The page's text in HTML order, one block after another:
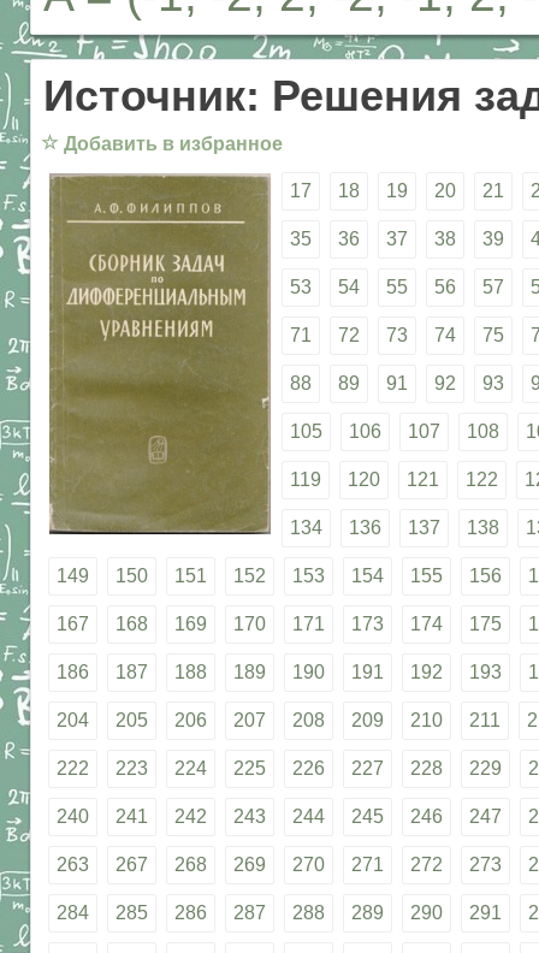
Источник: Решения
☆ Добавить в избранное
17 18 19 20 21
35 36 37 38 39
53 54 55 56 57
71 72 73 74 75
88 89 91 92 93
105 106 107 108
119 120 121 122
134 136 137 138
149 150 151 152 153 154 155 156
167 168 169 170 171 173 174 175
186 187 188 189 190 191 192 193
204 205 206 207 208 209 210 211
222 223 224 225 226 227 228 229
240 241 242 243 244 245 246 247
263 267 268 269 270 271 272 273
284 285 286 287 288 289 290 291